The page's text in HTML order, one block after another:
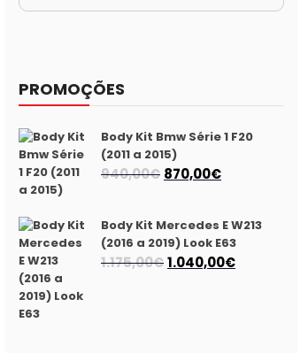
PROMOÇÕES
Body Kit Bmw Série 1 F20
(2011 a 2015)
940,00€ O
era:
940,00€.
870,00€O
é:
870,00€.
Body Kit Mercedes E W213
(2016 a 2019) Look E63
1.175,00€O
1.040,00€O